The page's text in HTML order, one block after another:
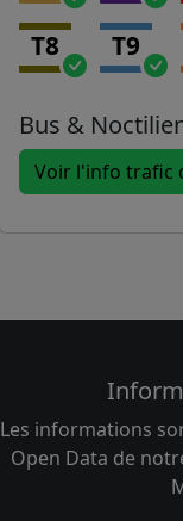
T8 T9
Bus &
Voir l'info trafic
Les informations
Open Data de